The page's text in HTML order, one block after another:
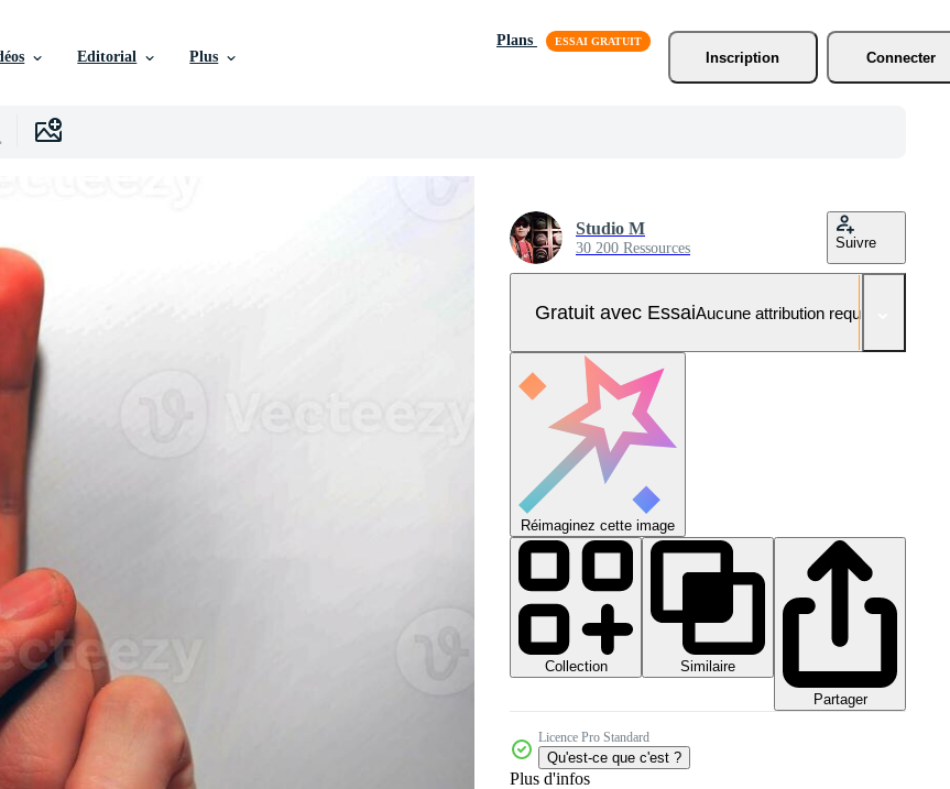
Editorial Plus
Plans
Inscription
Connecter
Studio M
30 200 Ressources Suivre
Gratuit avec EssaiAucune attribution requise
Réimaginez cette image
Collection
Similaire
Partager
Licence Pro Standard
Qu'est-ce que c'est ?
Plus d'infos